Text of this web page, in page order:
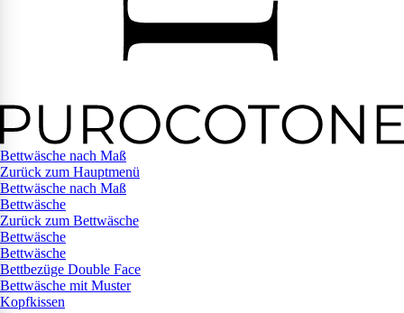
Bettwäsche nach Maß
Zurück zum Hauptmenü
Bettwäsche nach Maß
Bettwäsche
Zurück zum Bettwäsche
Bettwäsche
Bettwäsche
Bettbezüge Double Face
Bettwäsche mit Muster
Kopfkissen